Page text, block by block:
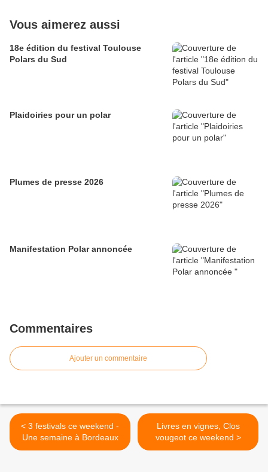
Vous aimerez aussi
18e édition du festival Toulouse
Polars du Sud
Plaidoiries pour un polar
Plumes de presse 2026
Manifestation Polar annoncée
Commentaires
Ajouter un commentaire
< 3 festivals ce weekend -
Une semaine à Bordeaux
Livres en vignes, Clos
vougeot ce weekend >